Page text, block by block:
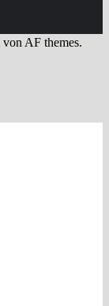
von AF themes.